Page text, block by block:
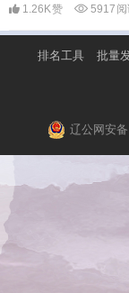
1.26K赞 5917
排名工具 批量
辽公网安